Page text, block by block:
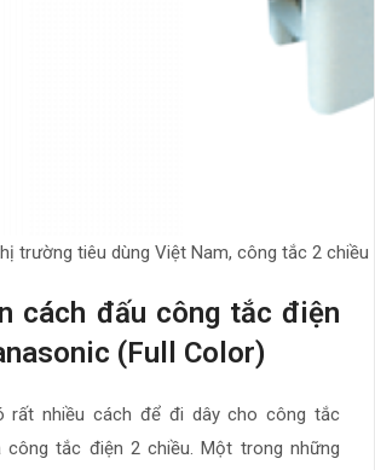
trường tiêu dùng Việt Nam, công tắc 2
cách đấu công tắc điện
(Full Color)
rất nhiều cách để đi dây cho công tắc
công tắc điện 2 chiều. Một trong những